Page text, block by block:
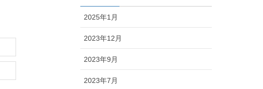
2025年1月
2023年12月
2023年9月
2023年7月